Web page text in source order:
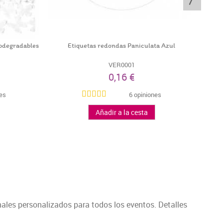
Etiquetas redondas Paniculata Azul
VER0001
0,16 €
6 opiniones
Añadir a la cesta
personalizados para todos los eventos. Detalles